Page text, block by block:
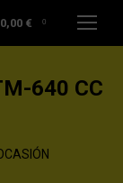
0,00 € 0
640 CC